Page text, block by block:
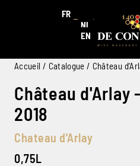
FR
NL
EN
Accueil / Catalogue / Château
Château d'Arlay
2018
Chateau d'Arlay
0,75L